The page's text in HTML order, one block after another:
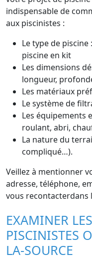
indispensable de
aux piscinistes :
Le type de piscine
piscine en kit
Les dimensions
longueur,
Les matériaux
Le système de
Les équipements
roulant, abri,
La nature du
compliqué…).
Veillez à mentionner
adresse, téléphone,
vous recontacterdans
EXAMINER
PISCINISTES
LA-SOURCE